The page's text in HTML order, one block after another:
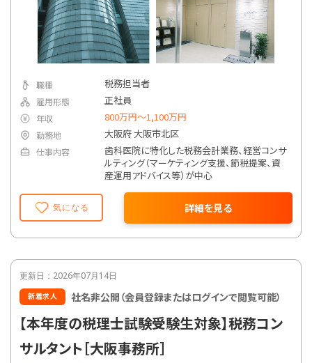
気になる 詳細を見る
職種 税務担当者
雇用形態 正社員
年収 800万円〜1,100万円
勤務地 大阪府 大阪市北区
仕事内容
歯科医院に特化した税務会計業務、経営コンサ
ルティング（マーケティング支援、節税提案、資
産運用アドバイス等）が中心
更新日：2026年07月14日
新着求人 社名非公開（会員登録またはログインで閲覧可能）
【本年度の税理士試験受験生対象】税務コン
サルタント［大阪事務所］